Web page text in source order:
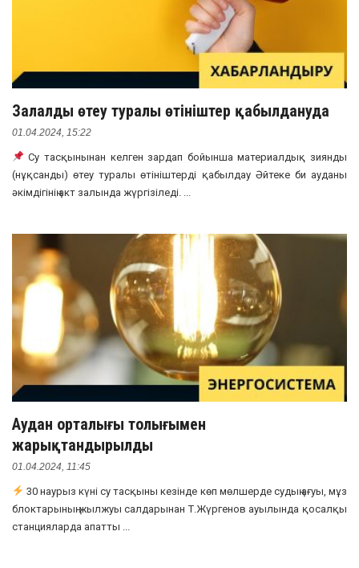
Залалды өтеу туралы өтініштер қабылдануда
01.04.2024, 15:22
Су тасқынынан келген зардап бойынша материалдық зиянды
(нұқсанды) өтеу туралы өтініштерді қабылдау Әйтеке би ауданы
әкімдігінің акт залында жүргізіледі. ...
Аудан орталығы толығымен
жарықтандырылды
01.04.2024, 11:45
30 наурыз күні су тасқыны кезінде көп мөлшерде судың ағуы, мұз
блоктарының жылжуы салдарынан Т.Жүргенов ауылында қосалқы
станцияларда апатты ...